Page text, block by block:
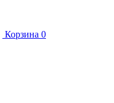
Корзина 0